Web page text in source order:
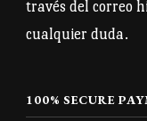
través del correo
cualquier duda.
100% SECURE